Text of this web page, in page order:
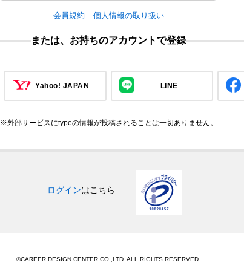
会員規約 個人情報の取り扱い
または、お持ちのアカウントで登録
Yahoo! JAPAN LINE
※外部サービスにtypeの情報が投稿されることは一切ありません。
ログインはこちら
©CAREER DESIGN CENTER CO.,LTD. ALL RIGHTS RESERVED.